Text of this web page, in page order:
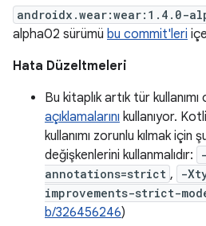
androidx.wear:wear:1.4.0-
alpha02 sürümü bu commit'leri
Hata Düzeltmeleri
Bu kitaplık artık tür kullanımı
açıklamalarını kullanıyor.
kullanımı zorunlu kılmak için
değişkenlerini kullanmalıdır:
annotations=strict ,
-
improvements-strict-
b/326456246)